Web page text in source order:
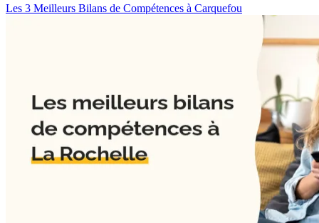
Les 3 Meilleurs Bilans de Compétences à Carquefou